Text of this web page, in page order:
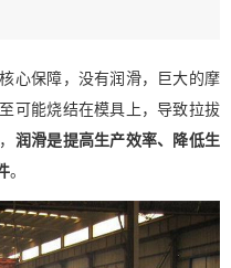
保障，没有润滑，巨大的摩
可能烧结在模具上，导致拉拔
润滑是提高生产效率、降低生
。